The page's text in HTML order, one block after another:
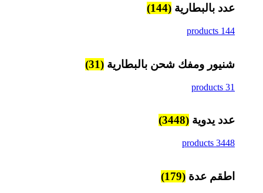
عدد بالبطارية (144)
144 products
شنيور ومفك شحن بالبطارية (31)
31 products
عدد يدوية (3448)
3448 products
اطقم عدة (179)